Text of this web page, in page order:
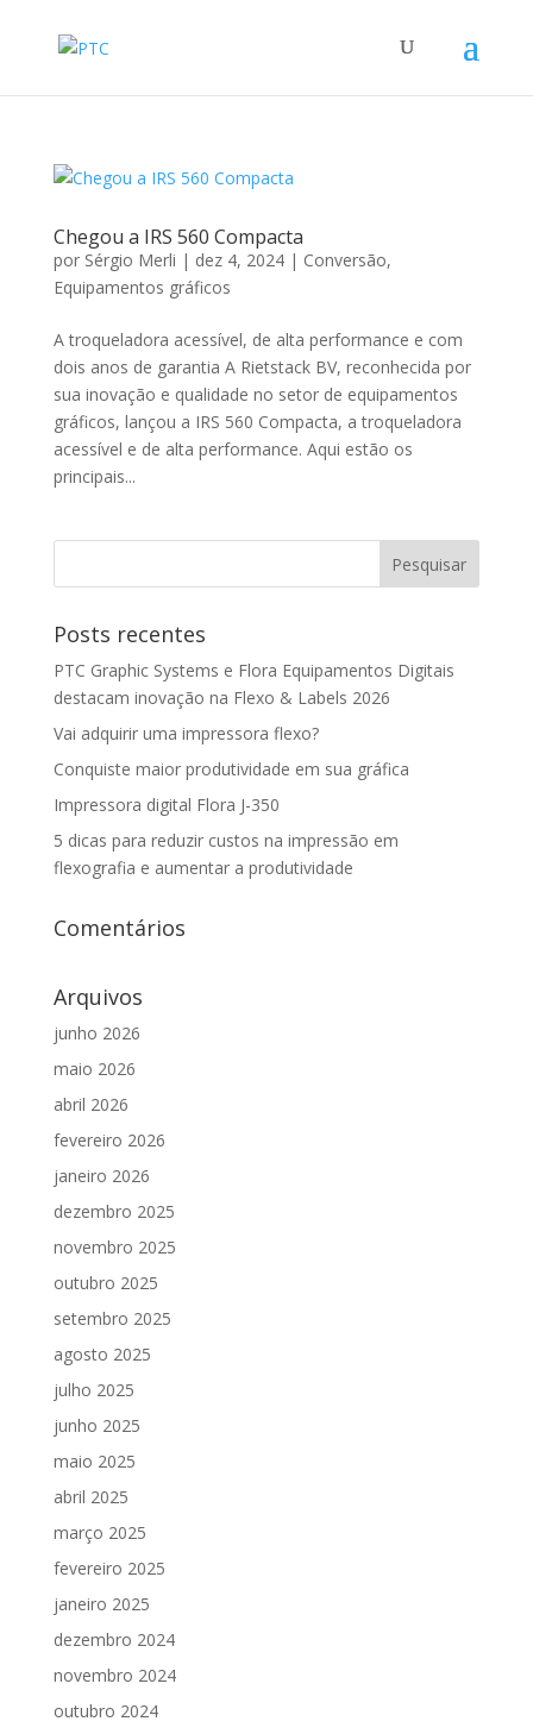
Chegou a IRS 560 Compacta
por Sérgio Merli | dez 4, 2024| Conversão,
Equipamentos gráficos
A troqueladora acessível, de alta performance e com
dois anos de garantia A Rietstack BV, reconhecida por
sua inovação e qualidade no setor de equipamentos
gráficos, lançou a IRS 560 Compacta, a troqueladora
acessível e de alta performance. Aqui estão os
principais...
Posts recentes
PTC Graphic Systems e Flora Equipamentos Digitais
destacam inovação na Flexo & Labels 2026
Vai adquirir uma impressora flexo?
Conquiste maior produtividade em sua gráfica
Impressora digital Flora J-350
5 dicas para reduzir custos na impressão em
flexografia e aumentar a produtividade
Comentários
Arquivos
junho 2026
maio 2026
abril 2026
fevereiro 2026
janeiro 2026
dezembro 2025
novembro 2025
outubro 2025
setembro 2025
agosto 2025
julho 2025
junho 2025
maio 2025
abril 2025
março 2025
fevereiro 2025
janeiro 2025
dezembro 2024
novembro 2024
outubro 2024